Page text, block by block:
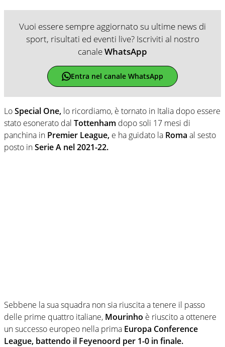
Vuoi essere sempre aggiornato su ultime news di
sport, risultati ed eventi live? Iscriviti al nostro
canaleWhatsApp
Entra nel canale WhatsApp
LoSpecial One, lo ricordiamo, è tornato in Italia dopo essere
stato esonerato dal Tottenham dopo soli 17 mesi di
panchina in Premier League, e ha guidato la Roma al sesto
posto inSerie A nel 2021-22.
Sebbene la sua squadra non sia riuscita a tenere il passo
delle prime quattro italiane, Mourinho è riuscito a ottenere
un successo europeo nella prima Europa Conference
League, battendo il Feyenoord per 1-0 in finale.